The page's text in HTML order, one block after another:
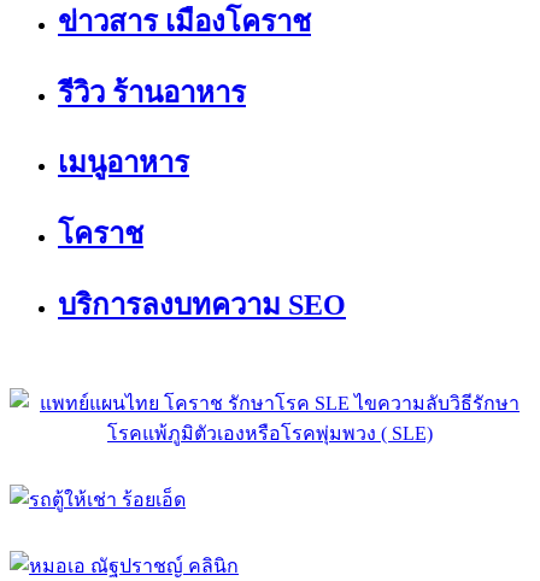
ข่าวสาร เมืองโคราช
รีวิว ร้านอาหาร
เมนูอาหาร
โคราช
บริการลงบทความ SEO